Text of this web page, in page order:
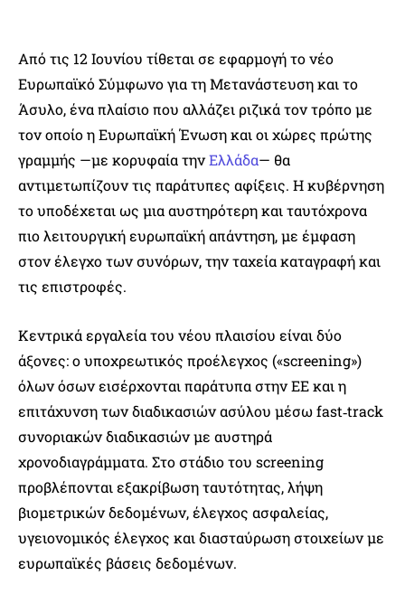
Από τις 12 Ιουνίου τίθεται σε εφαρμογή το νέο
Ευρωπαϊκό Σύμφωνο για τη Μετανάστευση και το
Άσυλο, ένα πλαίσιο που αλλάζει ριζικά τον τρόπο με
τον οποίο η Ευρωπαϊκή Ένωση και οι χώρες πρώτης
γραμμής —με κορυφαία τηνΕλλάδα— θα
αντιμετωπίζουν τις παράτυπες αφίξεις. Η κυβέρνηση
το υποδέχεται ως μια αυστηρότερη και ταυτόχρονα
πιο λειτουργική ευρωπαϊκή απάντηση, με έμφαση
στον έλεγχο των συνόρων, την ταχεία καταγραφή και
τις επιστροφές.
Κεντρικά εργαλεία του νέου πλαισίου είναι δύο
άξονες: ο υποχρεωτικός προέλεγχος («screening»)
όλων όσων εισέρχονται παράτυπα στην ΕΕ και η
επιτάχυνση των διαδικασιών ασύλου μέσω fast‑track
συνοριακών διαδικασιών με αυστηρά
χρονοδιαγράμματα. Στο στάδιο του screening
προβλέπονται εξακρίβωση ταυτότητας, λήψη
βιομετρικών δεδομένων, έλεγχος ασφαλείας,
υγειονομικός έλεγχος και διασταύρωση στοιχείων με
ευρωπαϊκές βάσεις δεδομένων.